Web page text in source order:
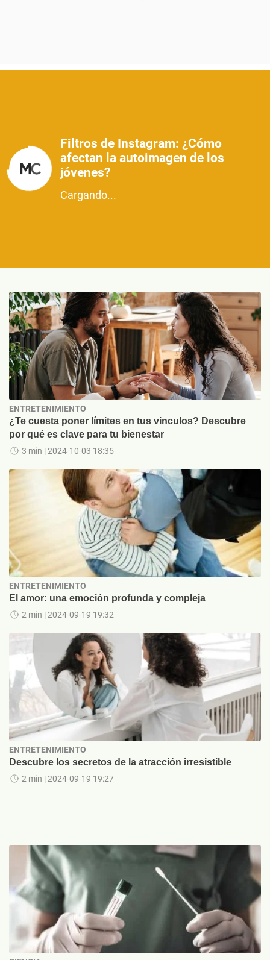
Filtros de Instagram: ¿Cómo
afectan la autoimagen de los
jóvenes?
Cargando...
ENTRETENIMIENTO
¿Te cuesta poner límites en tus vinculos? Descubre
por qué es clave para tu bienestar
3 min | 2024-10-03 18:35
ENTRETENIMIENTO
El amor: una emoción profunda y compleja
2 min | 2024-09-19 19:32
ENTRETENIMIENTO
Descubre los secretos de la atracción irresistible
2 min | 2024-09-19 19:27